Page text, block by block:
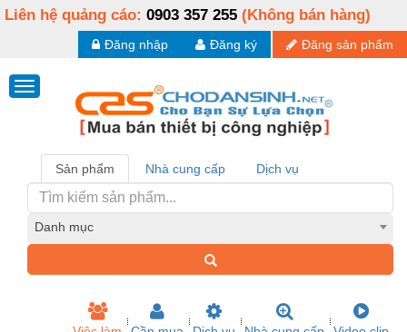
Liên hệ quảng cáo: 0903 357 255 (Không bán hàng)
Đăng sản phẩm
Đăng ký
Đăng nhập
Sản phẩm Nhà cung cấp Dịch vụ
Danh mục